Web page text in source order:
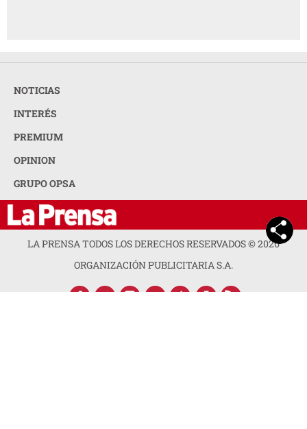
NOTICIAS
INTERÉS
PREMIUM
OPINION
GRUPO OPSA
LA PRENSA TODOS LOS DERECHOS RESERVADOS ©2026
ORGANIZACIÓN PUBLICITARIA S.A.